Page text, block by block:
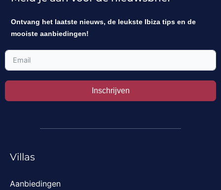
Ontvang het laatste nieuws, de leukste Ibiza tips en de
mooiste aanbiedingen!
Inschrijven
Villas
Aanbiedingen